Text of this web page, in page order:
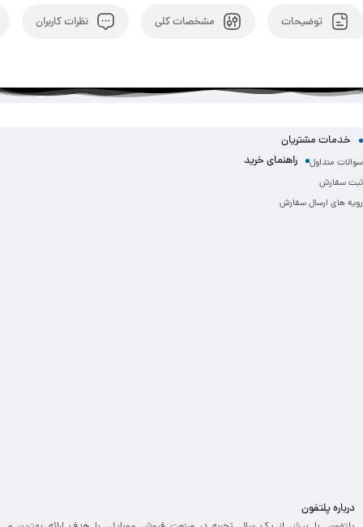
توضیحات مشخصات کلی نظرات کاربران
خدمات مشتریان
سوالات متداول راهنمای خرید
ثبت سفارش
رویه های ارسال سفارش
درباره پلتفون